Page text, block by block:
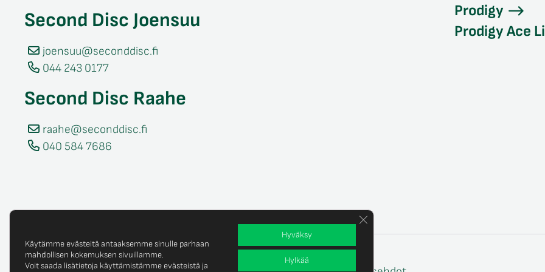
Second Disc Joensuu
joensuu@seconddisc.fi
044 243 0177
Second Disc Raahe
raahe@seconddisc.fi
040 584 7686
Prodigy
Prodigy Ace
Käytämme evästeitä antaaksemme sinulle parhaan
mahdollisen kokemuksen sivuillamme.
Voit saada lisätietoja käyttämistämme evästeistä ja
Hyväksy
Hylkää
Sulje evästebanneri